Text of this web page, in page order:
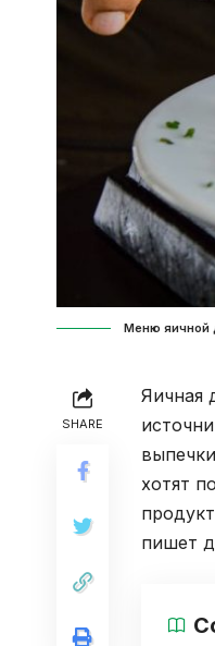
Меню яичной
SHARE
Яичная
хотят
пишет